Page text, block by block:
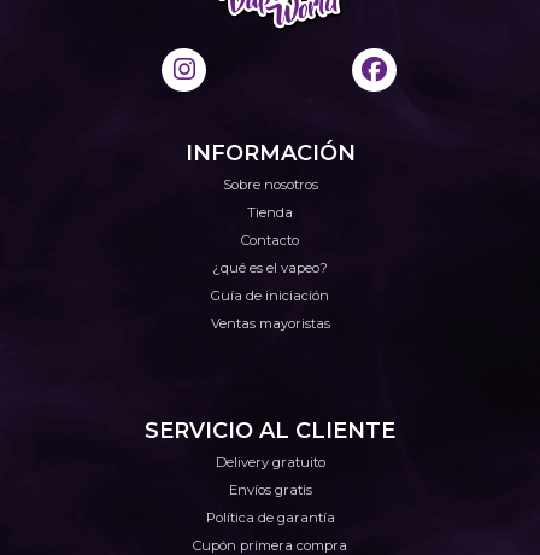
INFORMACIÓN
Sobre nosotros
Tienda
Contacto
¿qué es el vapeo?
Guía de iniciación
Ventas mayoristas
SERVICIO AL CLIENTE
Delivery gratuito
Envíos gratis
Política de garantía
Cupón primera compra